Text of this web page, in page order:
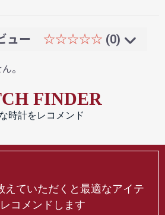
ュー ☆☆☆☆☆ (0)
。
FINDER
時計をレコメンド
えていただくと最適なアイテ
コメンドします